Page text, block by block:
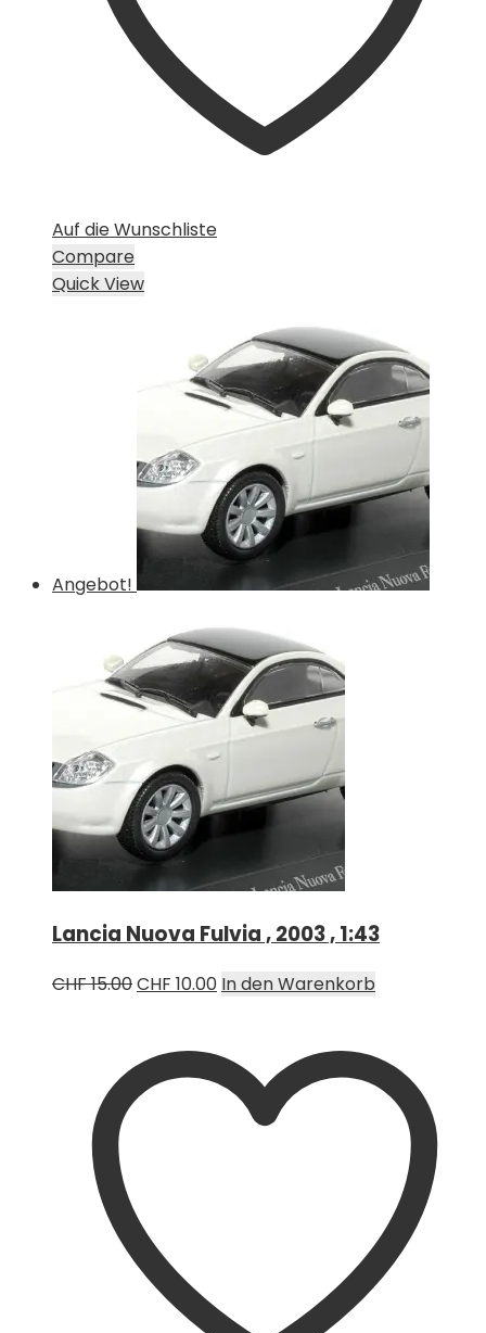
Auf die Wunschliste
Compare
Quick View
Angebot!
Lancia Nuova Fulvia , 2003 , 1:43
CHF15.00Ursprünglicher
CHF 15.00
CHF 10.00Aktueller
CHF 10.00.
In den Warenkorb